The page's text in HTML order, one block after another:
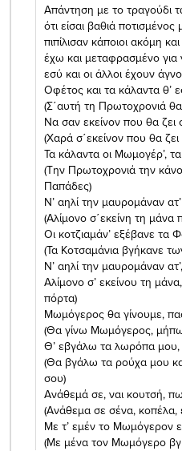
Απάντηση με το τραγούδι
ότι είσαι βαθιά
πιπίλισαν κάποιοι ακόμη
έχω και μεταφρασμένο για
εσύ και οι άλλοι έχουν
Οφέτος και τα κάλαντα θ’
(Σ΄αυτή τη Πρωτοχρονιά
Να σαν εκείνον που θα ζει
(Χαρά σ΄εκείνον που θα
Τα κάλαντα οι Μωμογέρ’,
(Την Πρωτοχρονιά την
Παπάδες)
Ν’ αηλί την μαυρομάναν
(Αλίμονο σ΄εκείνη τη
Οι κοτζιαμάν’ εξέβανε τα
(Τα Κοτσαμάνια βγήκανε
Ν’ αηλί την μαυρομάναν
Αλίμονο σ’ εκείνου τη
πόρτα)
Μωμόγερος θα γίνουμε,
(Θα γίνω Μωμόγερος,
Θ’ εβγάλω τα λωρόπα μου,
(Θα βγάλω τα ρούχα μου
σου)
Ανάθεμά σε, ναι κουτσή,
(Ανάθεμα σε σένα, κοπέλα,
Με τ’ εμέν το Μωμόγερον
(Με μένα τον Μωμόγερο